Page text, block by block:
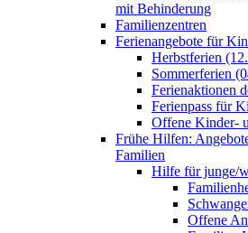
mit Behinderung
Familienzentren
Ferienangebote für
Herbstferien
Sommerferien
Ferienaktionen
Ferienpass für
Offene Kinder-
Frühe Hilfen:
Familien
Hilfe für junge/
Offene